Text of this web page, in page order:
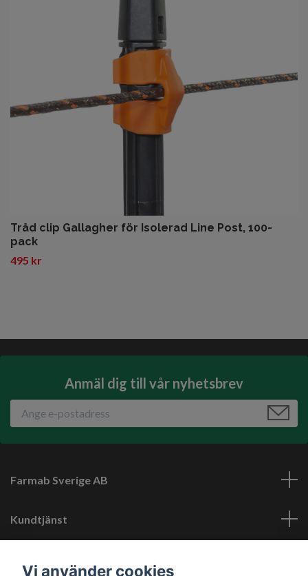
Tråd clip Gallagher för Isolerad Line Post, 100-
pack
495 kr
Anmäl dig till vår nyhetsbrev
Farmab Sverige AB
Kundtjänst
Vi använder cookies